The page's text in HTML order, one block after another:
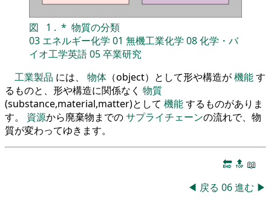
図 1 . * 物質の分類
03 エネルギー化学 01 無機工業化学 08化学・バ
イオ工学英語05卒業研究
工業製品 には、 物体 （object）として形や構造が機能す
るものと、形や構造に関係なく 物質
(substance,material,matter)として 機能するものがありま
す。 資源から廃棄物までのサプライチェーンの流れで、物
質が変わってゆきます。
🔚 🔝 📖
◀ 戻る 06進む ▶